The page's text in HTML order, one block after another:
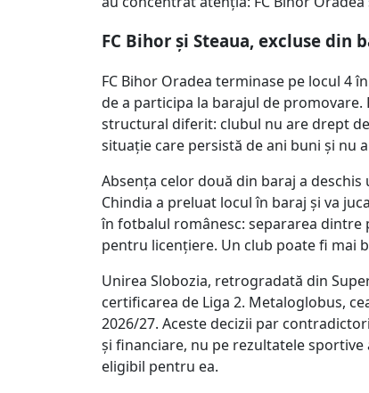
FC Bihor și Steaua, excluse din
FC Bihor Oradea terminase pe locul 4
de a participa la barajul de promovare.
structural diferit: clubul nu are drept
situație care persistă de ani buni și nu
Absența celor două din baraj a
Chindia a preluat locul în baraj și va
în fotbalul românesc: separarea
pentru licențiere. Un club poate fi mai
Unirea Slobozia, retrogradată din
certificarea de Liga 2. Metaloglobus,
2026/27. Aceste decizii par
și financiare, nu pe rezultatele
eligibil pentru ea.